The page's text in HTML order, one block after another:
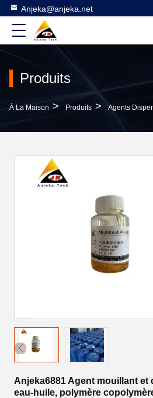
Anjeka@anjeka.net
Produits
À La Maison > Produits > Agents
Anjeka6881 Agent mouillant et
eau-huile, polymère